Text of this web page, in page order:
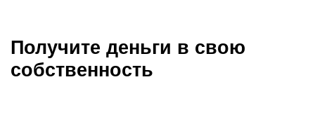
Получите деньги в свою
собственность